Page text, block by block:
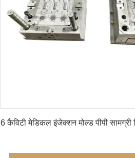
6 कैविटी मेडिकल इंजेक्शन मोल्ड पीपी सामग्री